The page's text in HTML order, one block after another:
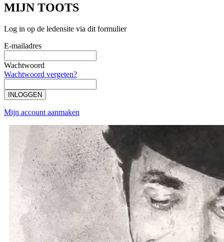
MIJN TOOTS
Log in op de ledensite via dit formulier
E-mailadres
Wachtwoord
Wachtwoord vergeten?
INLOGGEN
Mijn account aanmaken